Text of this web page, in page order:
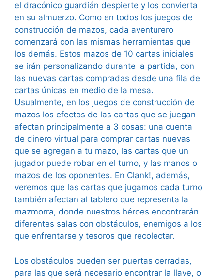
el dracónico guardián despierte y los convierta
en su almuerzo. Como en todos los juegos de
construcción de mazos, cada aventurero
comenzará con las mismas herramientas que
los demás. Estos mazos de 10 cartas iniciales
se irán personalizando durante la partida, con
las nuevas cartas compradas desde una fila de
cartas únicas en medio de la mesa.
Usualmente, en los juegos de construcción de
mazos los efectos de las cartas que se juegan
afectan principalmente a 3 cosas: una cuenta
de dinero virtual para comprar cartas nuevas
que se agregan a tu mazo, las cartas que un
jugador puede robar en el turno, y las manos o
mazos de los oponentes. En Clank!, además,
veremos que las cartas que jugamos cada turno
también afectan al tablero que representa la
mazmorra, donde nuestros héroes encontrarán
diferentes salas con obstáculos, enemigos a los
que enfrentarse y tesoros que recolectar.
Los obstáculos pueden ser puertas cerradas,
para las que será necesario encontrar la llave, o